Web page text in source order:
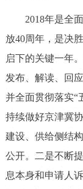
2018年是全面
放40周年，是决
启下的关键一年
发布、解读、回
并全面贯彻落实“
持续做好京津冀
建设、供给侧结
公开。二是不断
息本身和申请人